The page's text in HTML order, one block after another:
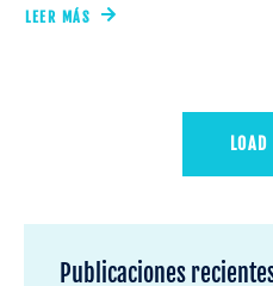
LEER MÁS
Publicaciones